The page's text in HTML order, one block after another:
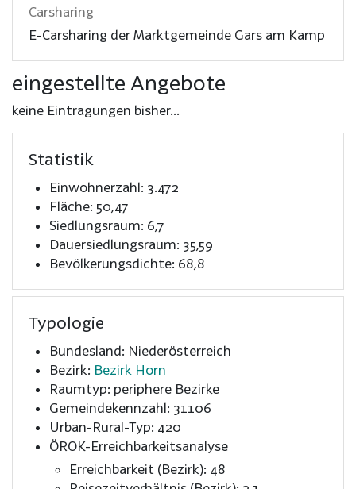
Carsharing
E-Carsharing der Marktgemeinde Gars am Kamp
eingestellte Angebote
keine Eintragungen bisher...
Statistik
Einwohnerzahl: 3.472
Fläche: 50,47
Siedlungsraum: 6,7
Dauersiedlungsraum: 35,59
Bevölkerungsdichte: 68,8
Typologie
Bundesland: Niederösterreich
Bezirk: Bezirk Horn
Raumtyp: periphere Bezirke
Gemeindekennzahl: 31106
Urban-Rural-Typ: 420
ÖROK-Erreichbarkeitsanalyse
Erreichbarkeit (Bezirk): 48